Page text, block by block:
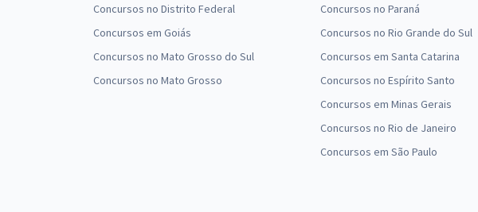
Concursos no Distrito Federal
Concursos em Goiás
Concursos no Mato Grosso do Sul
Concursos no Mato Grosso
Concursos no Paraná
Concursos no Rio Grande do Sul
Concursos em Santa Catarina
Concursos no Espírito Santo
Concursos em Minas Gerais
Concursos no Rio de Janeiro
Concursos em São Paulo